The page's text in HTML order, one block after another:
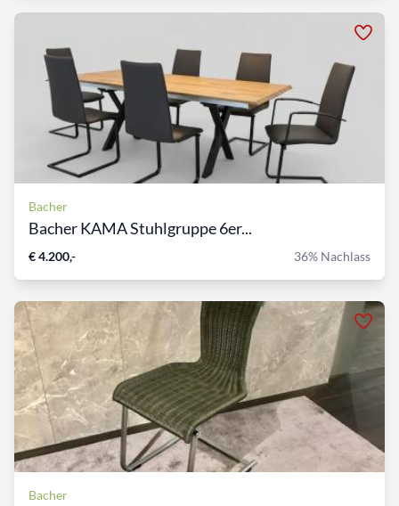
Bacher
Bacher KAMA Stuhlgruppe 6er...
€ 4.200,- 36% Nachlass
Bacher